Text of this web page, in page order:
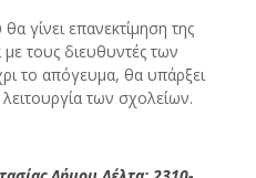
γίνει επανεκτίμηση της
τους διευθυντές των
το απόγευμα, θα υπάρξει
των σχολείων.